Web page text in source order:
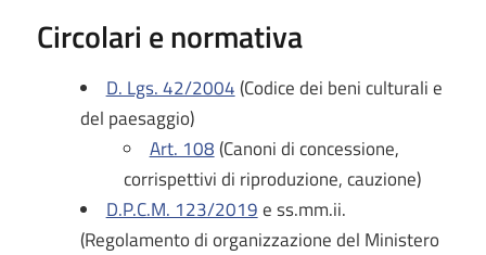
Circolari e normativa
D. Lgs. 42/2004(Codice dei beni culturali e
del paesaggio)
Art. 108(Canoni di concessione,
corrispettivi di riproduzione, cauzione)
D.P.C.M. 123/2019e ss.mm.ii.
(Regolamento di organizzazione del Ministero